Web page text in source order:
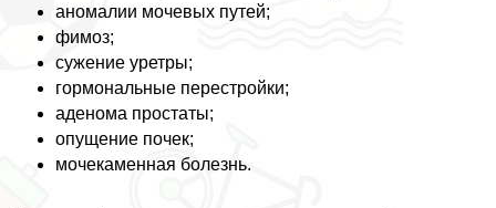
аномалии мочевых путей;
фимоз;
сужение уретры;
гормональные перестройки;
аденома простаты;
опущение почек;
мочекаменная болезнь.